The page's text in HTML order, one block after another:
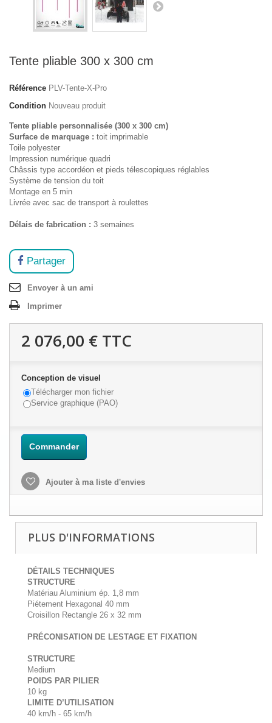
Tente pliable 300 x 300 cm
Référence PLV-Tente-X-Pro
Condition Nouveau produit
Tente pliable personnalisée (300 x 300 cm)
Surface de marquage : toit imprimable
Toile polyester
Impression numérique quadri
Châssis type accordéon et pieds télescopiques réglables
Système de tension du toit
Montage en 5 min
Livrée avec sac de transport à roulettes
Délais de fabrication : 3 semaines
Partager
Envoyer à un ami
Imprimer
2 076,00 € TTC
Conception de visuel
Télécharger mon fichier
Service graphique (PAO)
Commander
Ajouter à ma liste d'envies
PLUS D'INFORMATIONS
DÉTAILS TECHNIQUES
STRUCTURE
Matériau Aluminium ép. 1,8 mm
Piétement Hexagonal 40 mm
Croisillon Rectangle 26 x 32 mm
PRÉCONISATION DE LESTAGE ET FIXATION
STRUCTURE
Medium
POIDS PAR PILIER
10 kg
LIMITE D’UTILISATION
40 km/h - 65 km/h